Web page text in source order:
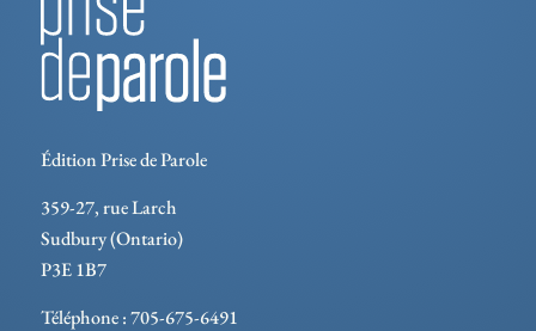
Édition Prise de Parole
359-27, rue Larch
Sudbury (Ontario)
P3E 1B7
Téléphone : 705-675-6491